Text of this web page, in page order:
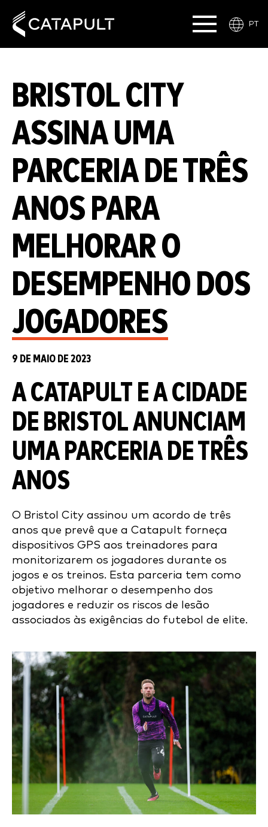
PT
BRISTOL CITY
ASSINA UMA
PARCERIA DE TRÊS
ANOS PARA
MELHORAR O
DESEMPENHO DOS
JOGADORES
9 DE MAIO DE 2023
A CATAPULT E A CIDADE
DE BRISTOL ANUNCIAM
UMA PARCERIA DE TRÊS
ANOS
O Bristol City assinou um acordo de três
anos que prevê que a Catapult forneça
dispositivos GPS aos treinadores para
monitorizarem os jogadores durante os
jogos e os treinos. Esta parceria tem como
objetivo melhorar o desempenho dos
jogadores e reduzir os riscos de lesão
associados às exigências do futebol de elite.